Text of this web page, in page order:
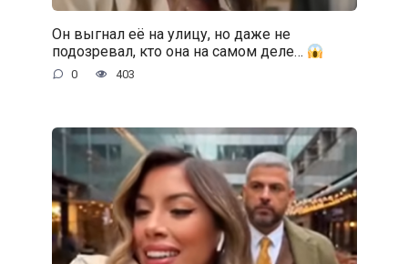
Он выгнал её на улицу, но даже не
подозревал, кто она на самом деле…
0 403